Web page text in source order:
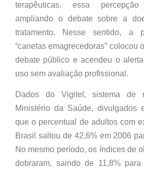
terapêuticas, essa
ampliando o debate sobre a
tratamento. Nesse sentido, a
“canetas emagrecedoras” colocou
debate público e acendeu o
uso sem avaliação profissional.
Dados do Vigitel, sistema de
Ministério da Saúde, divulgados
que o percentual de adultos com
Brasil saltou de 42,6% em 2006
No mesmo período, os índices de
dobraram, saindo de 11,8%